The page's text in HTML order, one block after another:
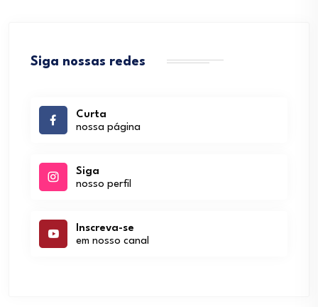
Siga nossas redes
Curta
nossa página
Siga
nosso perfil
Inscreva-se
em nosso canal